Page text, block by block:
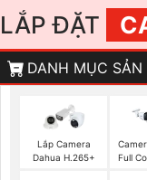
LẮP ĐẶT
DANH MỤC SẢN
Lắp Camera
Dahua H.265+
Full